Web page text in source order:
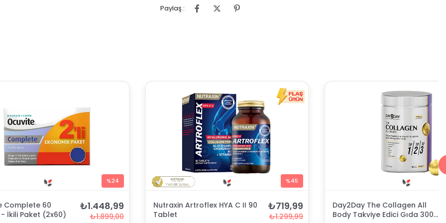
Paylaş :
%24
Complete 60
İkili Paket (2x60)
₺1.448,99
₺1.899,00
%45
Nutraxin Artroflex HYA C II 90
Tablet
₺719,99
₺1.299,99
Day2Day The Collagen All
Body Takviye Edici Gıda 300